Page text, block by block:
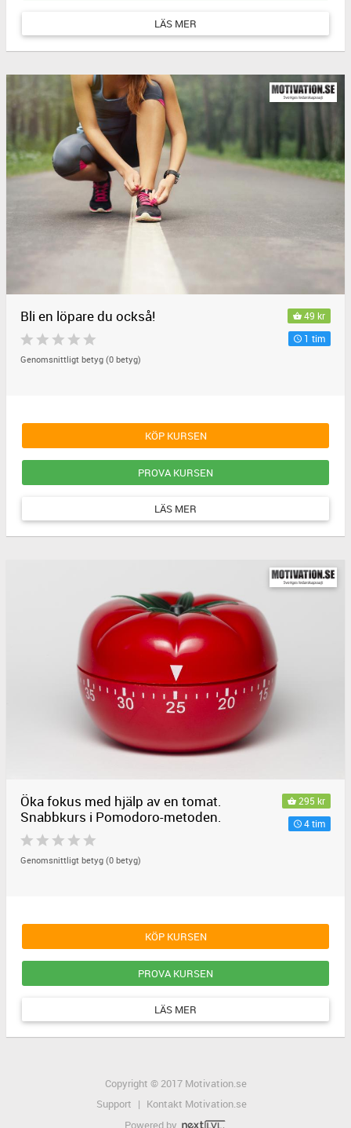
LÄS MER
49 kr
1 tim
Bli en löpare du också!
Genomsnittligt betyg (0 betyg)
KÖP KURSEN
PROVA KURSEN
LÄS MER
295 kr
4 tim
Öka fokus med hjälp av en tomat.
Snabbkurs i Pomodoro-metoden.
Genomsnittligt betyg (0 betyg)
KÖP KURSEN
PROVA KURSEN
LÄS MER
Copyright © 2017 Motivation.se
Support | Kontakt Motivation.se
Powered by